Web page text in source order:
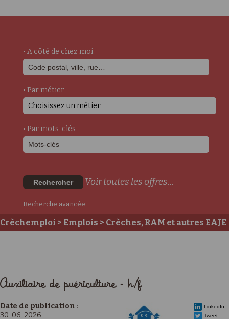
• A côté de chez moi
• Par métier
Choisissez un métier
• Par mots-clés
Rechercher Voir toutes les offres...
Recherche avancée
Crèchemploi > Emplois > Crèches, RAM et autres EAJE
Auxiliaire de puériculture - h/f
Auxiliaire de puériculture - h/f
LinkedIn
Tweet
Date de publication :
30-06-2026